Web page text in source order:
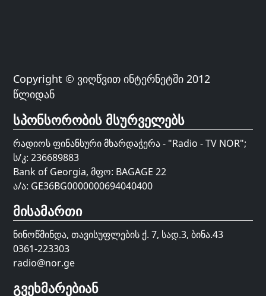
Copyright © ვიღწვით ინტერნეტში 2012
წლიდან
სპონსორობის მსურველებს
რადიოს ფინანსური მხარდაჭერა - "Radio - TV NOR";
ს/კ: 236689883
Bank of Georgia, მფო: BAGAGE 22
ა/ა: GE36BG0000000694040400
მისამართი
ნინოწმინდა, თავისუფლების ქ. 7, სად.3, ბინა.43
0361-223303
radio@nor.ge
გვეხმარებიან